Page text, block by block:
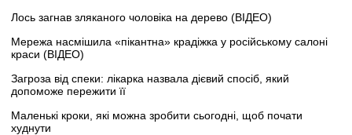
Лось загнав зляканого чоловіка на дерево (ВІДЕО)
Мережа насмішила «пікантна» крадіжка у російському салоні
краси (ВІДЕО)
Загроза від спеки: лікарка назвала дієвий спосіб, який
допоможе пережити її
Маленькі кроки, які можна зробити сьогодні, щоб почати
худнути